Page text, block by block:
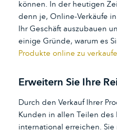
können. In der heutigen
denn je, Online-Verkäufe
Ihr Geschäft auszubauen
einige Gründe, warum es
Produkte online zu
Erweitern Sie Ihre
Durch den Verkauf Ihrer
Kunden in allen Teilen des
international erreichen.